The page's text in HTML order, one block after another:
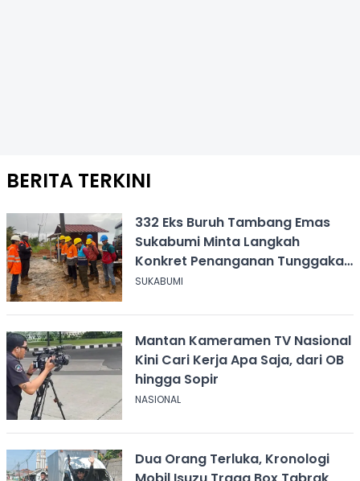
BERITA TERKINI
332 Eks Buruh Tambang Emas
Sukabumi Minta Langkah
Konkret Penanganan Tunggakan
Gaji Rp8,4 Miliar
SUKABUMI
Mantan Kameramen TV Nasional
Kini Cari Kerja Apa Saja, dari OB
hingga Sopir
NASIONAL
Dua Orang Terluka, Kronologi